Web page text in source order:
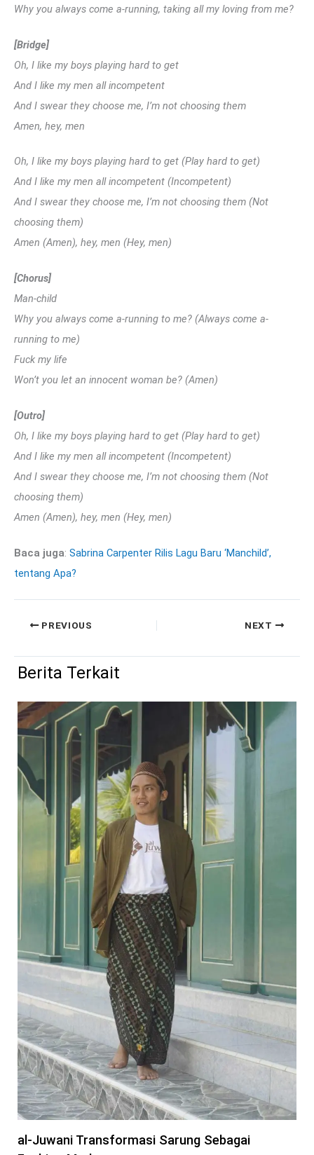
Why you always come a-running, taking all my loving from me?
[Bridge]
Oh, I like my boys playing hard to get
And I like my men all incompetent
And I swear they choose me, I’m not choosing them
Amen, hey, men
Oh, I like my boys playing hard to get (Play hard to get)
And I like my men all incompetent (Incompetent)
And I swear they choose me, I’m not choosing them (Not
choosing them)
Amen (Amen), hey, men (Hey, men)
[Chorus]
Man-child
Why you always come a-running to me? (Always come a-
running to me)
Fuck my life
Won’t you let an innocent woman be? (Amen)
[Outro]
Oh, I like my boys playing hard to get (Play hard to get)
And I like my men all incompetent (Incompetent)
And I swear they choose me, I’m not choosing them (Not
choosing them)
Amen (Amen), hey, men (Hey, men)
Baca juga: Sabrina Carpenter Rilis Lagu Baru ‘Manchild’,
tentang Apa?
PREVIOUS NEXT
Berita Terkait
al-Juwani Transformasi Sarung Sebagai